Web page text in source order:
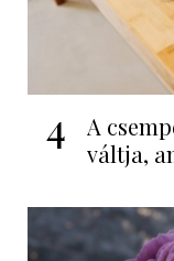
4
A
váltja,